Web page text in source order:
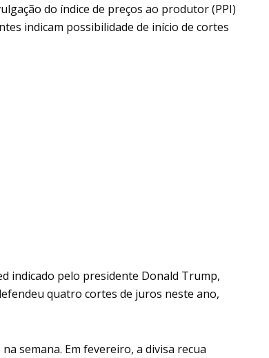
do índice de preços ao produtor (PPI)
indicam possibilidade de início de cortes
indicado pelo presidente Donald Trump,
quatro cortes de juros neste ano,
semana. Em fevereiro, a divisa recua